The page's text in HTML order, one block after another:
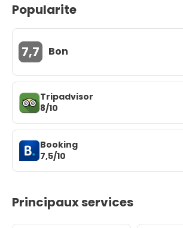
Popularite
7,7 Bon
Tripadvisor
8/10
Booking
7,5/10
Principaux services